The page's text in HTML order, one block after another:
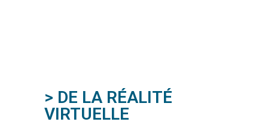
> DE LA RÉALITÉ
VIRTUELLE